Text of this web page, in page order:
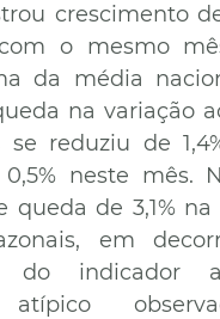
crescimento
o mesmo
da média
na variação
se reduziu de
neste mês.
queda de 3,1%
em
do indicador
atípico